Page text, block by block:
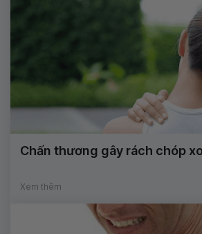
Chấn thương gây rách chóp
Xem thêm